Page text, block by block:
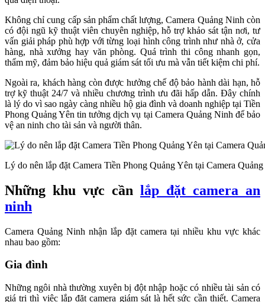
Không chỉ cung cấp sản phẩm chất lượng, Camera Quảng Ninh còn
có đội ngũ kỹ thuật viên chuyên nghiệp, hỗ trợ khảo sát tận nơi, tư
vấn giải pháp phù hợp với từng loại hình công trình như nhà ở, cửa
hàng, nhà xưởng hay văn phòng. Quá trình thi công nhanh gọn,
thẩm mỹ, đảm bảo hiệu quả giám sát tối ưu mà vẫn tiết kiệm chi phí.
Ngoài ra, khách hàng còn được hưởng chế độ bảo hành dài hạn, hỗ
trợ kỹ thuật 24/7 và nhiều chương trình ưu đãi hấp dẫn. Đây chính
là lý do vì sao ngày càng nhiều hộ gia đình và doanh nghiệp tại Tiền
Phong Quảng Yên tin tưởng dịch vụ tại Camera Quảng Ninh để bảo
vệ an ninh cho tài sản và người thân.
Lý do nên lắp đặt Camera Tiền Phong Quảng Yên tại Camera
Những khu vực cần lắp đặt camera an
ninh
Camera Quảng Ninh nhận lắp đặt camera tại nhiều khu vực khác
nhau bao gồm:
Gia đình
Những ngôi nhà thường xuyên bị đột nhập hoặc có nhiều tài sản có
giá trị thì việc lắp đặt camera giám sát là hết sức cần thiết. Camera